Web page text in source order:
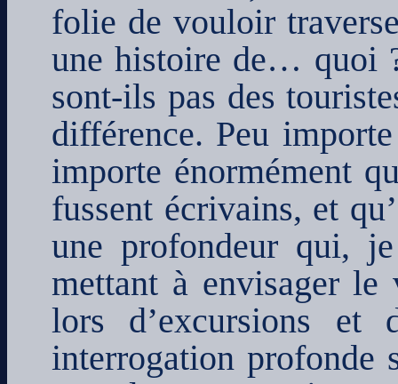
folie de vouloir
une histoire de… quoi
sont-ils pas des
différence. Peu
importe énormément
fussent écrivains, et
une profondeur qui, je
mettant à envisager le
lors d’excursions et
interrogation profonde